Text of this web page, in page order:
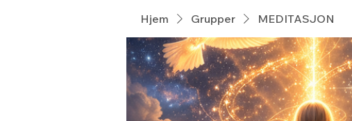
Hjem Grupper MEDITASJON